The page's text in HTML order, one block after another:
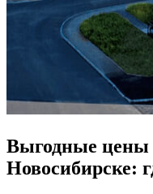
Выгодные цены
Новосибирске: